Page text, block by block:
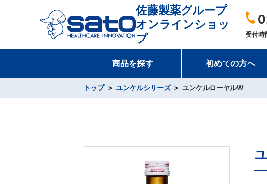
佐藤製薬グループ
オンラインショッ
プ
受付時
商品を探す 初めての方へ
トップ ユンケルシリーズ ユンケルローヤルW